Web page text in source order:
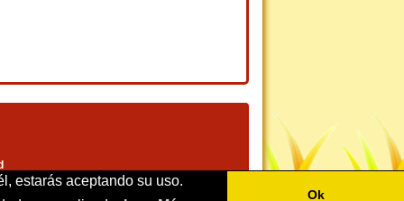
estarás aceptando su uso.
Ok